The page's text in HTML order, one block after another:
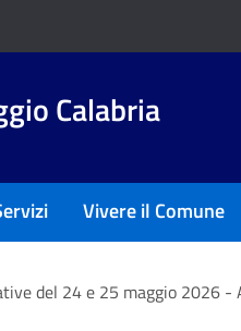
Calabria
Vivere il Comune
del 24 e 25 maggio 2026